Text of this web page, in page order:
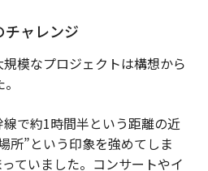
チャレンジ
模なプロジェクトは構想から
線で約1時間半という距離の近
所”という印象を強めてしま
ていました。コンサートやイ